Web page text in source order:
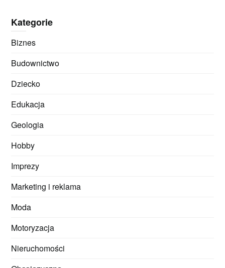
Kategorie
Biznes
Budownictwo
Dziecko
Edukacja
Geologia
Hobby
Imprezy
Marketing i reklama
Moda
Motoryzacja
Nieruchomości